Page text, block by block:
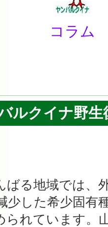
コラム
ルクイナ野生
ばる地域では、
少した希少固有
られています。